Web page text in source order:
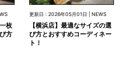
枚
方
更新日 : 2026年05月01日 | NEWS
【横浜店】最適なサイズの選
び方とおすすめコーディネー
ト！